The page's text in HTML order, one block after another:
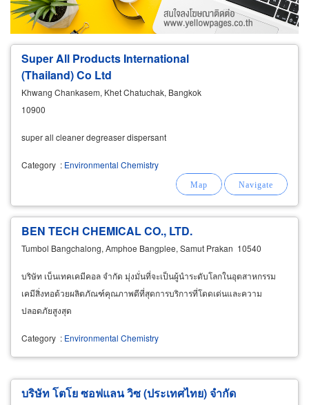
Super All Products International
(Thailand) Co Ltd
Khwang Chankasem, Khet Chatuchak, Bangkok
10900
super all cleaner degreaser dispersant
Category : Environmental Chemistry
BEN TECH CHEMICAL CO., LTD.
Tumbol Bangchalong, Amphoe Bangplee, Samut Prakan 10540
บริษัท เบ็นเทคเคมีคอล จำกัด มุ่งมั่นที่จะเป็นผู้นำระดับโลกในอุตสาหกรรม
เคมีสิ่งทอด้วยผลิตภัณฑ์คุณภาพดีที่สุดการบริการที่โดดเด่นและความ
ปลอดภัยสูงสุด
Category : Environmental Chemistry
บริษัท โตโย ซอฟแลน วิซ (ประเทศไทย) จำกัด